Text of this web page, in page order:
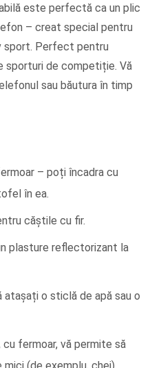
este perfectă ca un plic
– creat special pentru
sport. Perfect pentru
sporturi de competiție. Vă
sau băutura în timp
– poți încadra cu
în ea.
căștile cu fir.
plasture reflectorizant la
atașați o sticlă de apă sau o
cu fermoar, vă permite să
(de exemplu, chei).